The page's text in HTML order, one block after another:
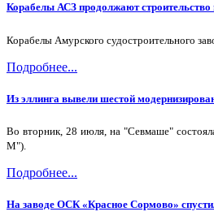
Корабелы АСЗ продолжают
Корабелы Амурского судостроительного
Подробнее...
Из эллинга вывели шестой
Во вторник, 28 июля, на "Севмаше"
М").
Подробнее...
На заводе ОСК «Красное Сормово»